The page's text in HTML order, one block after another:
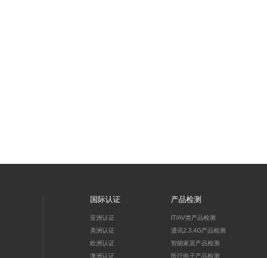
国际认证
亚洲认证
美洲认证
欧洲认证
澳洲认证
产品检测
IT/AV类产品检测
通讯2.3.4G产品检测
智能家居产品检测
医疗电子产品检测